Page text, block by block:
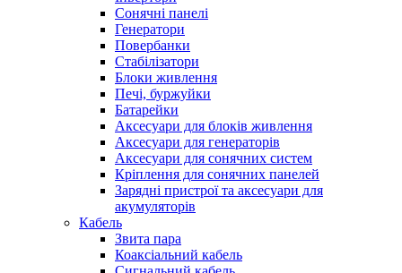
Сонячні панелі
Генератори
Повербанки
Стабілізатори
Блоки живлення
Печі, буржуйки
Батарейки
Аксесуари для блоків живлення
Аксесуари для генераторів
Аксесуари для сонячних систем
Кріплення для сонячних панелей
Зарядні пристрої та аксесуари для
акумуляторів
Кабель
Звита пара
Коаксіальний кабель